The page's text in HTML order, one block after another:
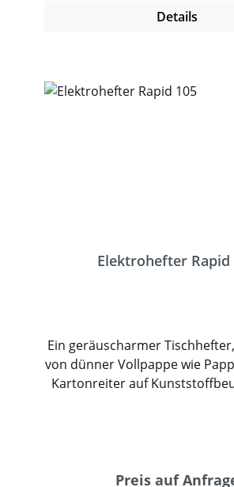
Details
Elektrohefter Rapid
Ein geräuscharmer
von dünner Vollpappe wie
Kartonreiter auf
Schlagstärke kann
Preis auf